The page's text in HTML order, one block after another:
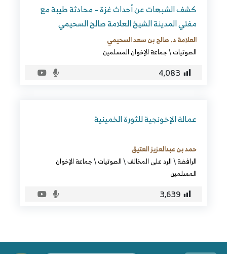
كشف الشبهات عن أحداث غزة – محادثة طيبة مع
مفتي المدينة الشيخ العلامة صالح السحيمي
العلامة د. صالح بن سعد السحيمي
الصوتيات\جماعة الإخوان المسلمين
4٬083
عمالة الإخونجية للثورة الخمينية
حمد بن عبدالعزيز العتيق
الرافضة\الرد على المخالف\الصوتيات\جماعة الإخوان
المسلمين
3٬639